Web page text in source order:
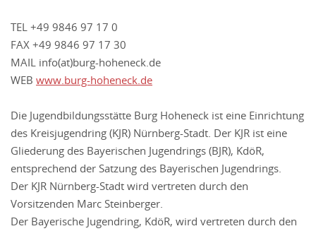
TEL +49 9846 97 17 0
FAX +49 9846 97 17 30
MAIL info(at)burg-hoheneck.de
WEB www.burg-hoheneck.de
Die Jugendbildungsstätte Burg Hoheneck ist eine Einrichtung
des Kreisjugendring (KJR) Nürnberg-Stadt. Der KJR ist eine
Gliederung des Bayerischen Jugendrings (BJR), KdöR,
entsprechend der Satzung des Bayerischen Jugendrings.
Der KJR Nürnberg-Stadt wird vertreten durch den
Vorsitzenden Marc Steinberger.
Der Bayerische Jugendring, KdöR, wird vertreten durch den